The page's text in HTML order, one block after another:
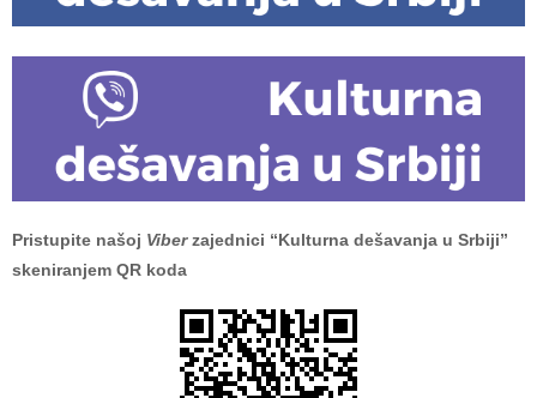
Pristupite našoj Viberzajednici “Kulturna dešavanja u Srbiji”
skeniranjem QR koda